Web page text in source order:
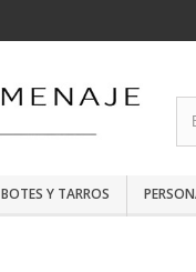
BOTES Y TARROS